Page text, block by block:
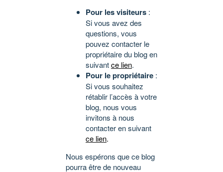
Pour les visiteurs :
Si vous avez des
questions, vous
pouvez contacter le
propriétaire du blog en
suivantce lien.
Pour le propriétaire :
Si vous souhaitez
rétablir l’accès à votre
blog, nous vous
invitons à nous
contacter en suivant
ce lien.
Nous espérons que ce blog
pourra être de nouveau